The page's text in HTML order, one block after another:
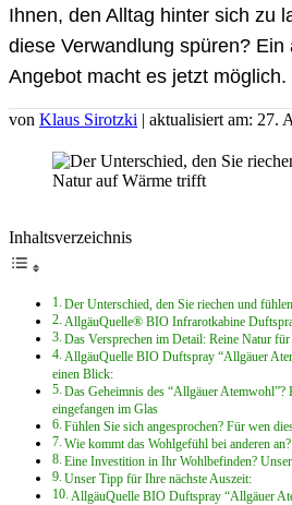
Ihnen, den Alltag hinter sich zu
diese Verwandlung spüren? Ein
Angebot macht es jetzt möglich.
von Klaus Sirotzki | aktualisiert am: 27.
Inhaltsverzeichnis
Der Unterschied, den Sie riechen und
AllgäuQuelle® BIO Infrarotkabine
Das Versprechen im Detail: Reine Natur
AllgäuQuelle BIO Duftspray “Allgäuer
einen Blick:
Das Geheimnis des “Allgäuer Atemwohl”?
eingefangen im Glas
Fühlen Sie sich angesprochen? Für wen
Wie kommt das Wohlgefühl bei anderen
Eine Investition in Ihr Wohlbefinden?
Unser Tipp für Ihre nächste Auszeit:
AllgäuQuelle BIO Duftspray “Allgäuer